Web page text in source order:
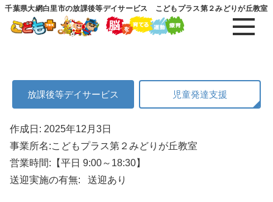
千葉県大網白里市の放課後等デイサービス こどもプラス第２みどりが丘教室
放課後等デイサービス 児童発達支援
作成日: 2025年12月3日
事業所名:こどもプラス第２みどりが丘教室
営業時間:【平日 9:00～18:30】
送迎実施の有無:
送迎あり